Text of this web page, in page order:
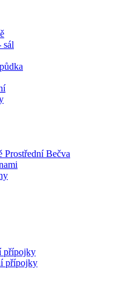
sál
Prostřední Bečva
přípojky
přípojky